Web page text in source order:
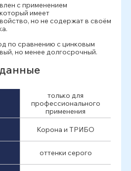
с применением
имеет
но не содержат в своём
по сравнению с цинковым
но менее долгосрочный.
только для
профессионального
применения
Корона и ТРИБО
оттенки серого